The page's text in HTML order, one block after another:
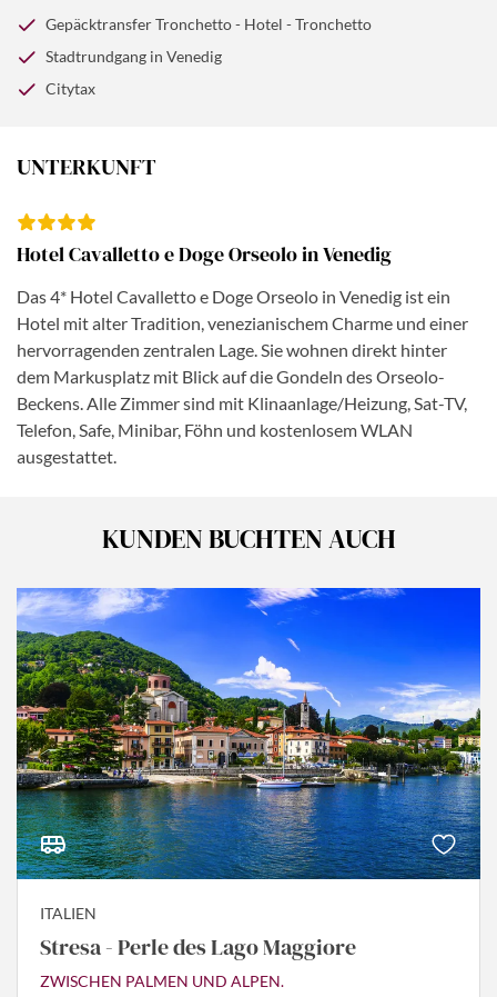
Venedig wieder für sich. Erleben Sie einen entspannten
Abend am Canale Grande.
Murano und Torcello haben sich unabhängig von
Venedig einen Namen gemacht haben. Die Einwohner
von Burano sind auf der ganzen Welt für ihre
werden weltberühmte Glaswaren hergestellt. Die Insel
verlor aber zugunsten Venedigs ständig an Bedeutung.
Bewundern Sie die Kathedrale mit den wunderschönen
Mosaikverzierungen. Den Abend verbringen Sie dann
vielleicht in einer kleinen Bar in Venedig.
Gepäcktransfer Tronchetto - Hotel - Tronchetto
Stadtrundgang in Venedig
Citytax
UNTERKUNFT
Hotel Cavalletto e Doge Orseolo in Venedig
Das 4* Hotel Cavalletto e Doge Orseolo in Venedig ist ein
Hotel mit alter Tradition, venezianischem Charme und einer
hervorragenden zentralen Lage. Sie wohnen direkt hinter
dem Markusplatz mit Blick auf die Gondeln des Orseolo-
Beckens. Alle Zimmer sind mit Klinaanlage/Heizung, Sat-TV,
Telefon, Safe, Minibar, Föhn und kostenlosem WLAN
ausgestattet.
KUNDEN BUCHTEN AUCH
ITALIEN
Stresa - Perle des Lago Maggiore
ZWISCHEN PALMEN UND ALPEN.